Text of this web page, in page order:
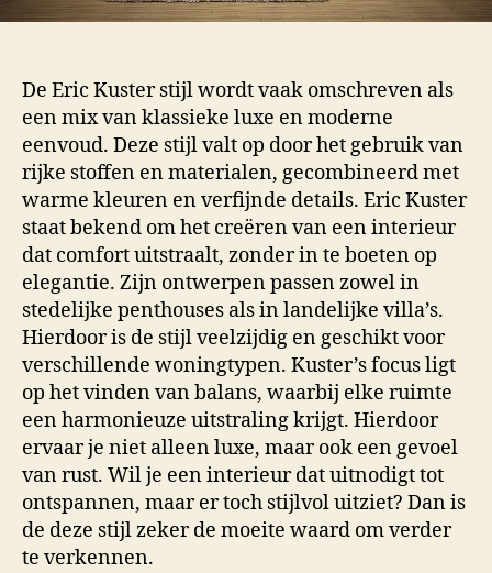
De Eric Kuster stijl wordt vaak omschreven als
een mix van klassieke luxe en moderne
eenvoud. Deze stijl valt op door het gebruik van
rijke stoffen en materialen, gecombineerd met
warme kleuren en verfijnde details. Eric Kuster
staat bekend om het creëren van een interieur
dat comfort uitstraalt, zonder in te boeten op
elegantie. Zijn ontwerpen passen zowel in
stedelijke penthouses als in landelijke villa’s.
Hierdoor is de stijl veelzijdig en geschikt voor
verschillende woningtypen. Kuster’s focus ligt
op het vinden van balans, waarbij elke ruimte
een harmonieuze uitstraling krijgt. Hierdoor
ervaar je niet alleen luxe, maar ook een gevoel
van rust. Wil je een interieur dat uitnodigt tot
ontspannen, maar er toch stijlvol uitziet? Dan is
de deze stijl zeker de moeite waard om verder
te verkennen.